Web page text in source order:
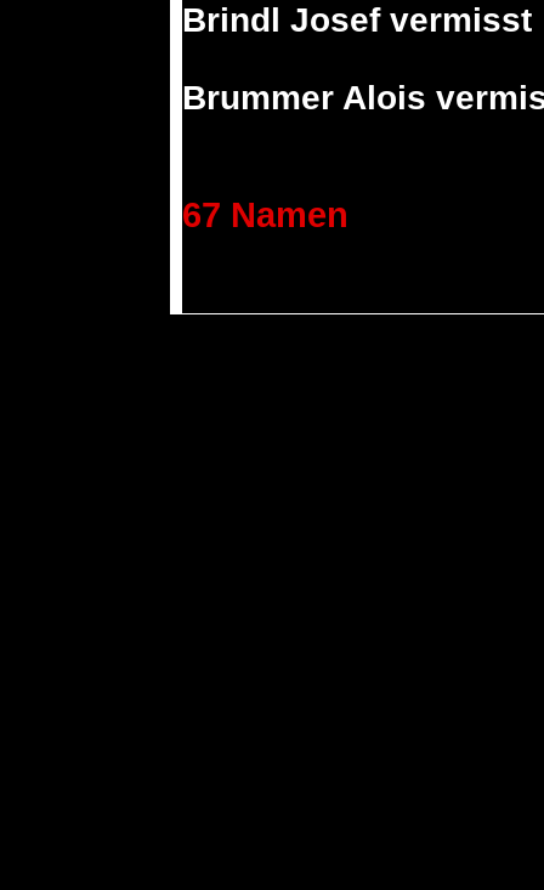
Brindl Josef vermisst
Brummer Alois
67 Namen